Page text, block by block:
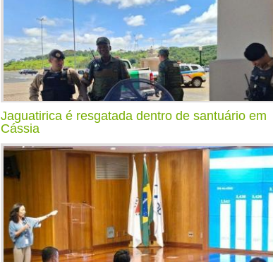
Jaguatirica é resgatada dentro de santuário em
Cássia